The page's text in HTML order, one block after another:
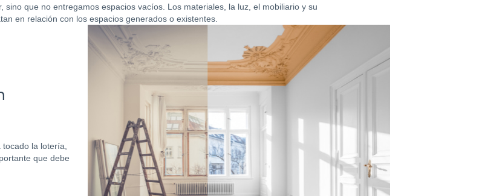
sino que no entregamos espacios vacíos. Los materiales, la luz, el mobiliario y su
en relación con los espacios generados o existentes.
la lotería,
que debe